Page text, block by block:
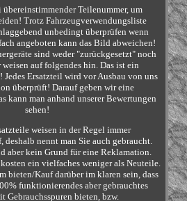
übereinstimmender Teilenummer, um
Trotz Fahrzeugverwendungsliste
unbedingt überprüfen wenn
angeboten kann das Bild abweichen!
sind weder "zurückgesetzt" noch
auf folgendes hin. Das ist ein
Jedes Ersatzteil wird vor Ausbau von uns
überprüft! Darauf geben wir eine
kann man anhand unserer Bewertungen
sehen!
weisen in der Regel immer
deshalb nennt man Sie auch gebraucht.
aber kein Grund für eine Reklamation.
ein vielfaches weniger als Neuteile.
bieten/Kauf darüber im klaren sein, dass
funktionierendes aber gebrauchtes
Gebrauchsspuren bieten, bzw.